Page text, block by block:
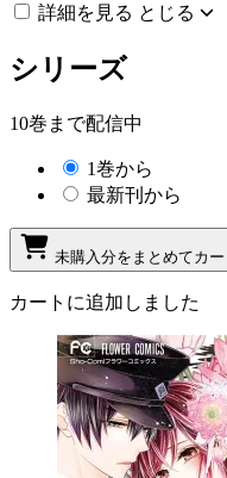
詳細を見る とじる
シリーズ
10巻まで配信中
1巻から
最新刊から
未購入分をまとめてカ
カートに追加しました